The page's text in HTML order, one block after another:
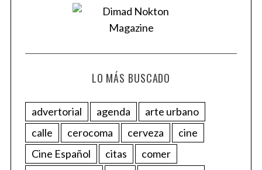
LO MÁS BUSCADO
advertorial agenda
arte urbano
calle
cerocoma cerveza
cine
Cine Español
citas
comer